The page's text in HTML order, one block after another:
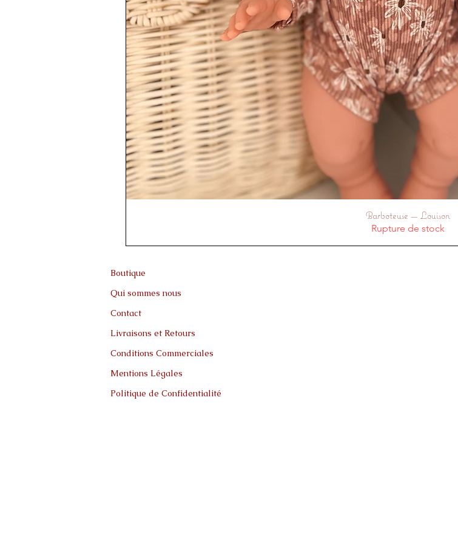
Aperçu rapide
Barboteuse — Louison
Rupture de stock
Boutique
Qui sommes nous
Contact
Livraisons et Retours
Conditions Commerciales
Mentions Légales
Politique de Confidentialité